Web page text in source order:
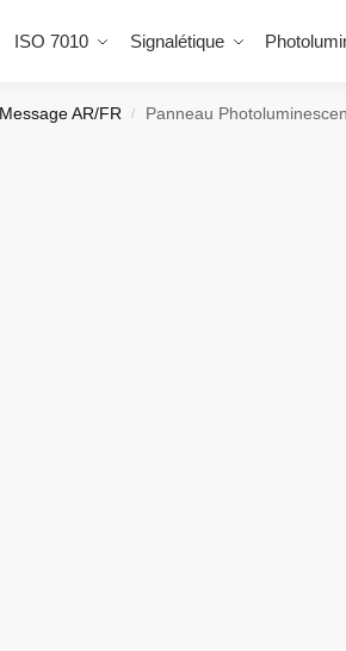
ISO 7010 Signalétique
Message AR/FR /